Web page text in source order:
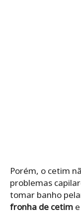
Porém, o cetim
problemas
tomar banho
fronha de cetim